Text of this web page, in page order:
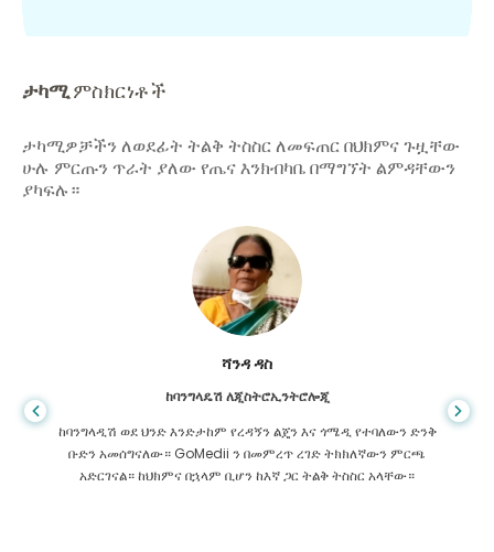
ታካሚምስክርነቶች
ታካሚዎቻችን ለወደፊት ትልቅ ትስስር ለመፍጠር በህክምና ጉዟቸው
ሁሉ ምርጡን ጥራት ያለው የጤና እንክብካቤ በማግኘት ልምዳቸውን
ያካፍሉ።
ሻንዳ ዳስ
ከባንግላዴሽ ለጂስትሮኢንትሮሎጂ
ከባንግላዲሽ ወደ ህንድ እንድታከም የረዳኝን ልጄን እና ጎሜዲ የተባለውን ድንቅ
ቡድን አመሰግናለው። GoMedii ን በመምረጥ ረገድ ትክክለኛውን ምርጫ
አድርገናል። ከህክምና በኋላም ቢሆን ከእኛ ጋር ትልቅ ትስስር አላቸው።